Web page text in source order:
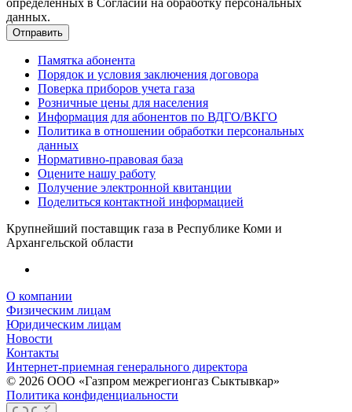
данных.
Отправить
Памятка абонента
Порядок и условия заключения договора
Поверка приборов учета газа
Розничные цены для населения
Информация для абонентов по ВДГО/ВКГО
Политика в отношении обработки персональных
данных
Нормативно-правовая база
Оцените нашу работу
Получение электронной квитанции
Поделиться контактной информацией
Крупнейший поставщик газа в Республике Коми и
Архангельской области
О компании
Физическим лицам
Юридическим лицам
Новости
Контакты
Интернет-приемная генерального директора
© 2026 ООО «Газпром межрегионгаз Сыктывкар»
Политика конфиденциальности